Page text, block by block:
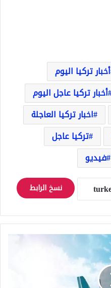
أخبار تركيا اليوم
أخبار تركيا عاجل اليوم
اخبار تركيا العاجلة
تركيا عاجل
فيديو
نسخ الرابط